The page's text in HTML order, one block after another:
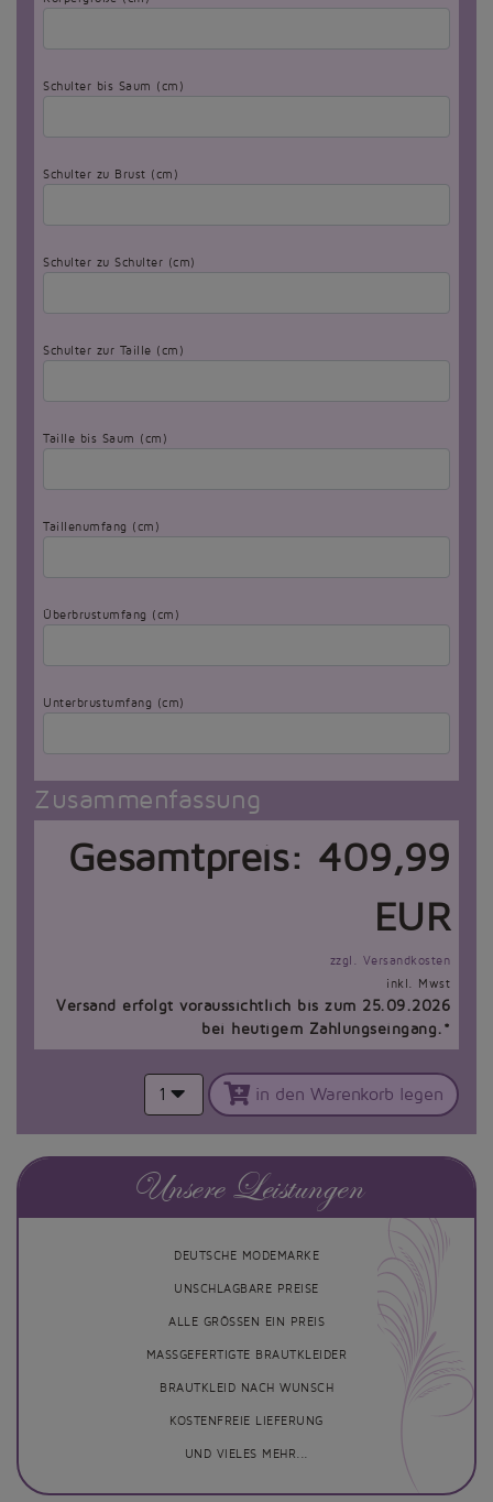
Schulter bis Saum (cm)
Schulter zu Brust (cm)
Schulter zu Schulter (cm)
Schulter zur Taille (cm)
Taille bis Saum (cm)
Taillenumfang (cm)
Überbrustumfang (cm)
Unterbrustumfang (cm)
Zusammenfassung
Gesamtpreis: 409,99
EUR
zzgl. Versandkosten
inkl. Mwst
Versand erfolgt voraussichtlich bis zum 25.09.2026
bei heutigem Zahlungseingang.*
1 in den Warenkorb legen
Unsere Leistungen
DEUTSCHE MODEMARKE
UNSCHLAGBARE PREISE
ALLE GRÖSSEN EIN PREIS
MASSGEFERTIGTE BRAUTKLEIDER
BRAUTKLEID NACH WUNSCH
KOSTENFREIE LIEFERUNG
UND VIELES MEHR...